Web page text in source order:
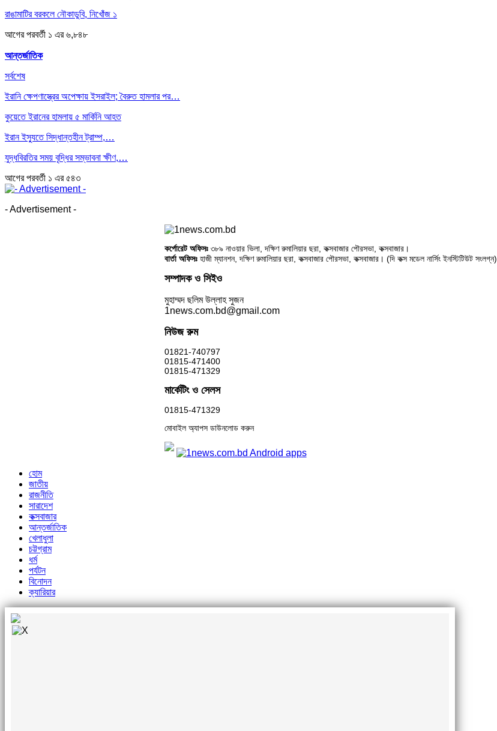
রাঙামাটির বরকলে নৌকাডুবি, নিখোঁজ ১
আগেরপরবর্তী ১ এর ৬,৮৪৮
আন্তর্জাতিক
সর্বশেষ
ইরানি ক্ষেপণাস্ত্রের অপেক্ষায় ইসরাইল; বৈরুত হামলার পর…
কুয়েতে ইরানের হামলায় ৫ মার্কিনি আহত
ইরান ইস্যুতে সিদ্ধান্তহীন ট্রাম্প,…
যুদ্ধবিরতির সময় বৃদ্ধির সম্ভাবনা ক্ষীণ,…
আগেরপরবর্তী ১ এর ৫৪৩
- Advertisement -
কর্পোরেট অফিসঃ৩৮৯ নাওয়ার ভিলা, দক্ষিণ রুমালিয়ার ছরা, কক্সবাজার পৌরসভা, কক্সবাজার।
বার্তা অফিসঃ হাজী ম্যানশন, দক্ষিণ রুমালিয়ার ছরা, কক্সবাজার পৌরসভা, কক্সবাজার। (দি কক্স মডেল নার্সিং ইনস্টিটিউট সংলগ্ন)
সম্পাদক ও সিইও
মুহাম্মদ ছলিম উল্লাহ সুজন
1news.com.bd@gmail.com
নিউজ রুম
01821-740797
01815-471400
01815-471329
মার্কেটিং ও সেলস
01815-471329
মোবাইল অ্যাপস ডাউনলোড করুন
হোম
জাতীয়
রাজনীতি
সারাদেশ
কক্সবাজার
আন্তর্জাতিক
খেলাধুলা
চট্টগ্রাম
ধর্ম
পর্যটন
বিনোদন
ক্যারিয়ার